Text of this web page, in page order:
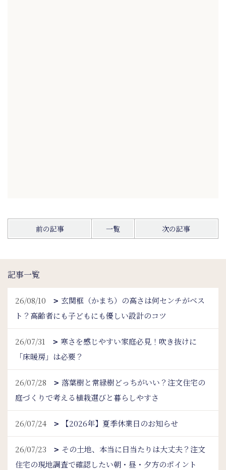
前の記事 一覧 次の記事
記事一覧
26/08/10
玄関框（かまち）の高さは何センチがベス
ト？高齢者にも子どもにも優しい設計のコツ
26/07/31
寒さを感じやすい家庭必見！吹き抜けに
「床暖房」は必要？
26/07/28
落葉樹と常緑樹どっちがいい？注文住宅の
庭づくりで考える植栽選びと暮らしやすさ
26/07/24 【2026年】夏季休業日のお知らせ
26/07/23
その土地、本当に日当たりは大丈夫？注文
住宅の現地調査で確認したい朝・昼・夕方のポイント